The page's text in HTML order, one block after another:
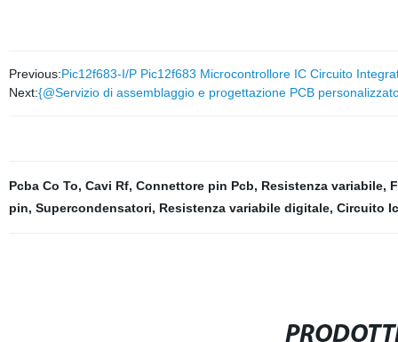
Previous:Pic12f683-I/P Pic12f683 Microcontrollore IC Circuito
Next:{@Servizio di assemblaggio e progettazione PCB
Pcba Co To, Cavi Rf, Connettore pin Pcb, Resistenza variabile,
pin, Supercondensatori, Resistenza variabile digitale, Circuito Ic